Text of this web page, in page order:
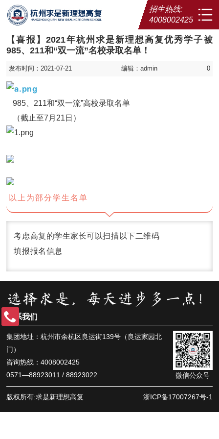
招生热线:
4008002425
【喜报】2021年杭州求是新理想高复优秀学子被
985、211和“双一流”名校录取名单！
发布时间：2021-07-21 编辑：admin 0
985、211和“双一流”高校录取名单
（截止至7月21日）
以上为部分学生名单
考虑高复的学生家长可以扫描以下二维码
填报报名信息
联系我们
集团地址：杭州市余杭区良运街139号（良运家园北
门）
咨询热线：4008002425
0571—88923011 / 88923022
微信公众号
版权所有:求是新理想高复 浙ICP备17007267号-1